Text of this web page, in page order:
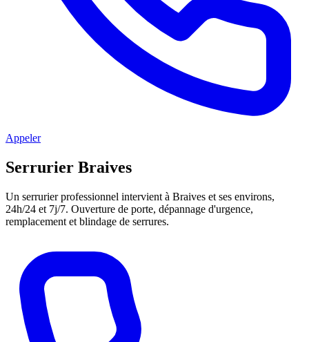
Appeler
Serrurier Braives
Un serrurier professionnel intervient à Braives et ses environs,
24h/24 et 7j/7. Ouverture de porte, dépannage d'urgence,
remplacement et blindage de serrures.